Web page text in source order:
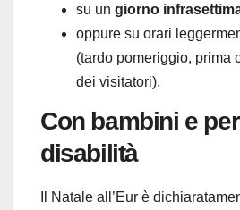
su un giorno
oppure su orari
(tardo pomeriggio, prima
dei visitatori).
Con bambini e
disabilità
Il Natale all’Eur è